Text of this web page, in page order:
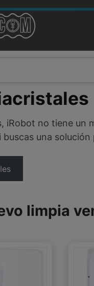
iRobot no tiene un
una
limpia